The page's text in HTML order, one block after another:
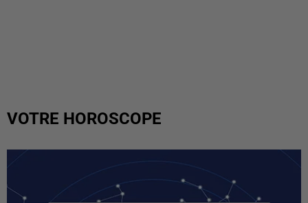
VOTRE HOROSCOPE